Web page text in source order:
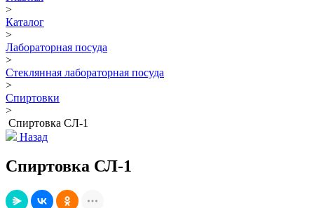
>
Каталог
>
Лабораторная посуда
>
Стеклянная лабораторная посуда
>
Спиртовки
>
Спиртовка СЛ-1
Назад
Спиртовка СЛ-1